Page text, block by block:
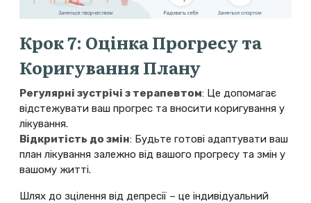
Крок 7: Оцінка Прогресу та
Коригування Плану
Регулярні зустрічі з терапевтом: Це допомагає
відстежувати ваш прогрес та вносити коригування у
лікування.
Відкритість до змін: Будьте готові адаптувати ваш
план лікування залежно від вашого прогресу та змін у
вашому житті.
Шлях до зцілення від депресії – це індивідуальний